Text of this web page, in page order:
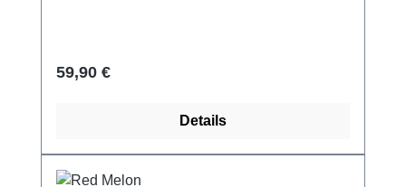
Regulärer Preis:
59,90 €
Details